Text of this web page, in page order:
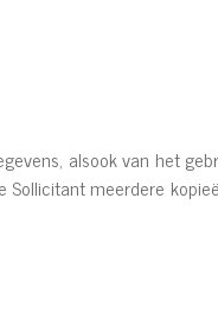
alsook van het
meerdere